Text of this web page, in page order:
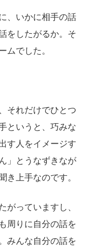
、いかに相手の話
をしたがるか。そ
ムでした。
それだけでひとつ
というと、巧みな
す人をイメージす
」とうなずきなが
き上手なのです。
がっていますし、
周りに自分の話を
みんな自分の話を